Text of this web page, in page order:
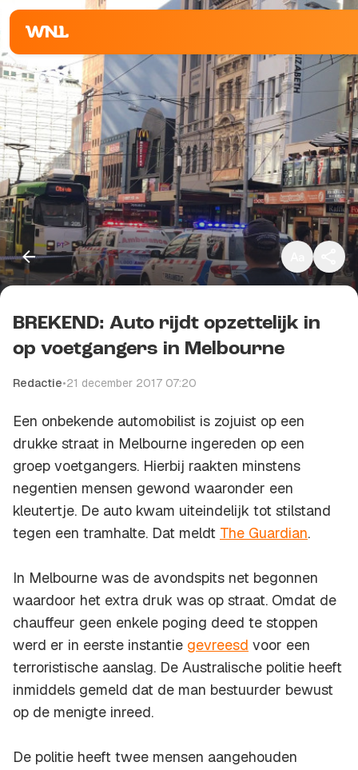
Klein
Standaard
Groot
Kopieer link
BREKEND: Auto rijdt opzettelijk in
op voetgangers in Melbourne
Redactie•21 december 2017 07:20
Een onbekende automobilist is zojuist op een
drukke straat in Melbourne ingereden op een
groep voetgangers. Hierbij raakten minstens
negentien mensen gewond waaronder een
kleutertje. De auto kwam uiteindelijk tot stilstand
tegen een tramhalte. Dat meldt The Guardian.
In Melbourne was de avondspits net begonnen
waardoor het extra druk was op straat. Omdat de
chauffeur geen enkele poging deed te stoppen
werd er in eerste instantie gevreesd voor een
terroristische aanslag. De Australische politie heeft
inmiddels gemeld dat de man bestuurder bewust
op de menigte inreed.
De politie heeft twee mensen aangehouden